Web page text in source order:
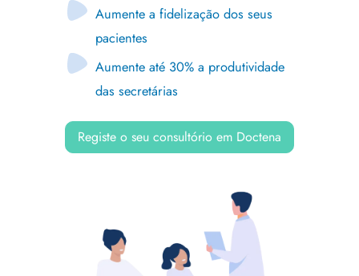
Aumente a fidelização dos seus
pacientes
Aumente até 30% a produtividade
das secretárias
Registe o seu consultório em Doctena